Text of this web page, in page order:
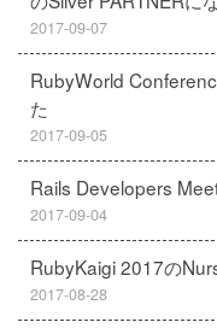
2017-09-07
RubyWorld
た
2017-09-05
Rails Developers
2017-09-04
RubyKaigi 2017の
2017-08-28